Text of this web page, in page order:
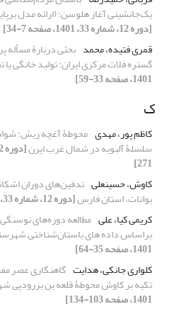
یک‌جانشینی آغاز هلوسن؛ (ارائه مدل
[دوره 12، شماره 33، 1401، صفحه 7-34]
قمری فتیده، محمد
گستره فلات مرکزی ایران: تولید خانگی
1401، صفحه 33-59]
ک
کاظم پور، مهدی محوطۀ آغچه ریش:
سلسلۀ آلبویه در شمال غرب ایرن
271]
کاوش، حسینعلی تدفین‌های دوران
بوانات، استان فارس[دوره 12، شماره 33، 1401، صفحه 181-205]
کریمی کیا، علی مطالعه دوره‌های
براساس داده های باستان‌شناختی
1401، صفحه 35-64]
کلواری جانکی، هدایت گاهنگاری عصر
تکیه بر کاوش محوطۀ قلعه بن بزرودپی
1401، صفحه 103-134]